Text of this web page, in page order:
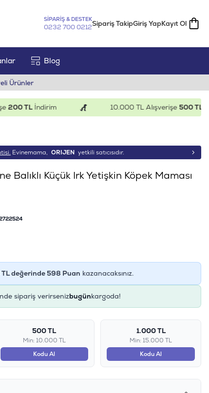
SİPARİŞ & DESTEK
0232 700 0212Sipariş TakipGiriş YapKayıt Ol
Blog
Ürünler
TLİndirim 10.000 TL Alışverişe500 TL
Evinemama, ORIJEN yetkili satıcısıdır.
Balıklı Küçük Irk Yetişkin Köpek Maması
TL değerinde598 Puan kazanacaksınız.
sipariş verirsenizbugünkargoda!
500 TL
Min: 10.000 TL
Kodu Al
1.000 TL
Min: 15.000 TL
Kodu Al